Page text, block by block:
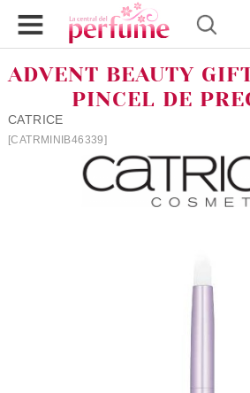
ADVENT BEAUTY
PINCEL DE
CATRICE
[CATRMINIB46339]